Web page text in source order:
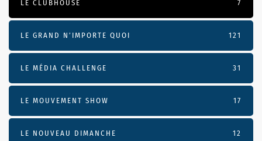
LE CLUBHOUSE 7
LE GRAND N’IMPORTE QUOI 121
LE MÉDIA CHALLENGE 31
LE MOUVEMENT SHOW 17
LE NOUVEAU DIMANCHE 12